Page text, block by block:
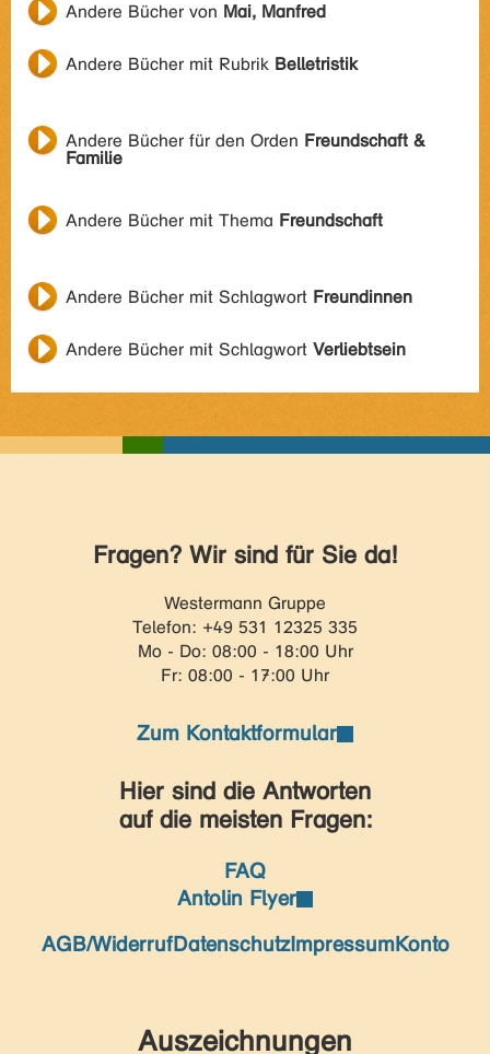
Andere Bücher von Mai, Manfred
Andere Bücher mit Rubrik Belletristik
Andere Bücher für den Orden Freundschaft &
Familie
Andere Bücher mit Thema Freundschaft
Andere Bücher mit Schlagwort Freundinnen
Andere Bücher mit Schlagwort Verliebtsein